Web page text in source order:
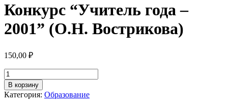
Конкурс “Учитель года –
2001” (О.Н. Вострикова)
150,00 ₽
Количество
товара
Конкурс
"Учитель
В корзину
Категория: Образование